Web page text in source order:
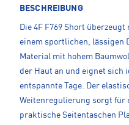
BESCHREIBUNG
Die 4F F769 Short
einem sportlichen, lässigen
Material mit hohem
der Haut an und eignet sich
entspannte Tage. Der
Weitenregulierung sorgt für
praktische Seitentaschen